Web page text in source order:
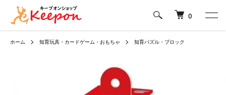
0
ホーム 知育玩具・カードゲーム・おもちゃ 知育パズル・ブロック